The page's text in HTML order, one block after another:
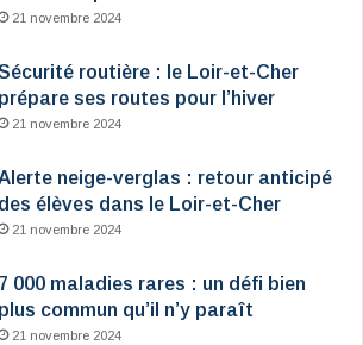
21 novembre 2024
routière : le Loir-et-Cher
prépare ses routes pour l’hiver
21 novembre 2024
neige-verglas : retour anticipé
des élèves dans le Loir-et-Cher
21 novembre 2024
7 000 maladies rares : un défi bien
plus commun qu’il n’y paraît
21 novembre 2024